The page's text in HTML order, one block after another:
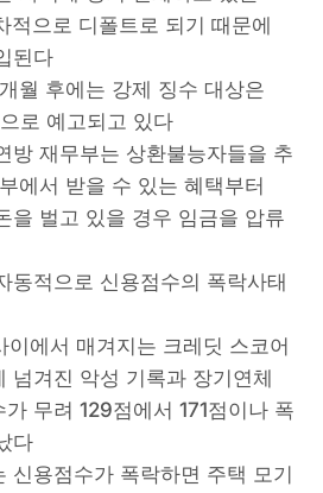
으로 디폴트로 되기 때문에
된다
월 후에는 강제 징수 대상은
로 예고되고 있다
방 재무부는 상환불능자들을 추
에서 받을 수 있는 혜택부터
을 벌고 있을 경우 임금을 압류
동적으로 신용점수의 폭락사태
에서 매겨지는 크레딧 스코어
넘겨진 악성 기록과 장기연체
무려 129점에서 171점이나 폭
다
신용점수가 폭락하면 주택 모기